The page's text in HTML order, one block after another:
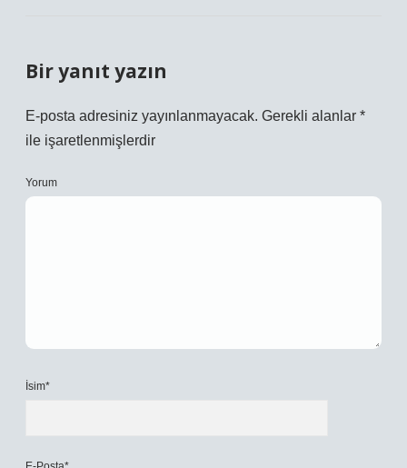
Bir yanıt yazın
E-posta adresiniz yayınlanmayacak. Gerekli alanlar *
ile işaretlenmişlerdir
Yorum
İsim*